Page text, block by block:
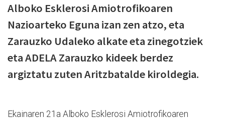
Alboko Esklerosi Amiotrofikoaren
Nazioarteko Eguna izan zen atzo, eta
Zarauzko Udaleko alkate eta zinegotziek
eta ADELA Zarauzko kideek berdez
argiztatu zuten Aritzbatalde kiroldegia.
Ekainaren 21a Alboko Esklerosi Amiotrofikoaren